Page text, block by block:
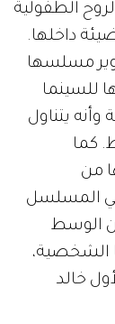
الطفولية
داخلها.
مسلسها
للسينما
وأنه يتناول
كما
من
المسلسل
عن الوسط
الشخصية،
خالد